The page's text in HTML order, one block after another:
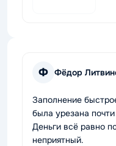
Ф Фёдор
Заполнение
была урезана
Деньги всё равно
неприятный.